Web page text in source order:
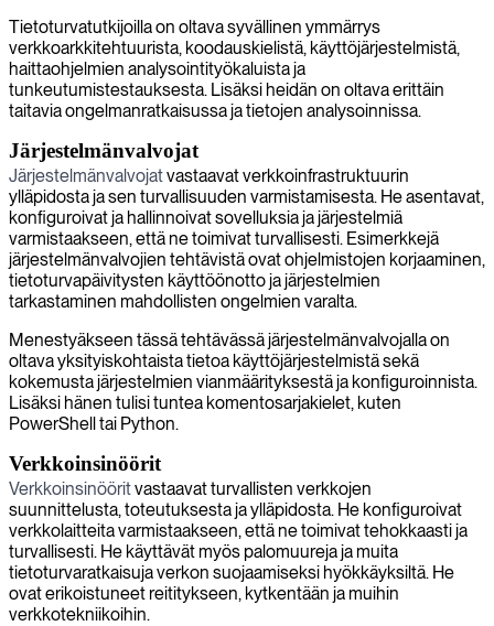
Tietoturvatutkijoilla on oltava syvällinen ymmärrys
verkkoarkkitehtuurista, koodauskielistä, käyttöjärjestelmistä,
haittaohjelmien analysointityökaluista ja
tunkeutumistestauksesta. Lisäksi heidän on oltava erittäin
taitavia ongelmanratkaisussa ja tietojen analysoinnissa.
Järjestelmänvalvojat
Järjestelmänvalvojatvastaavat verkkoinfrastruktuurin
ylläpidosta ja sen turvallisuuden varmistamisesta. He asentavat,
konfiguroivat ja hallinnoivat sovelluksia ja järjestelmiä
varmistaakseen, että ne toimivat turvallisesti. Esimerkkejä
järjestelmänvalvojien tehtävistä ovat ohjelmistojen korjaaminen,
tietoturvapäivitysten käyttöönotto ja järjestelmien
tarkastaminen mahdollisten ongelmien varalta.
Menestyäkseen tässä tehtävässä järjestelmänvalvojalla on
oltava yksityiskohtaista tietoa käyttöjärjestelmistä sekä
kokemusta järjestelmien vianmäärityksestä ja konfiguroinnista.
Lisäksi hänen tulisi tuntea komentosarjakielet, kuten
PowerShell tai Python.
Verkkoinsinöörit
Verkkoinsinööritvastaavat turvallisten verkkojen
suunnittelusta, toteutuksesta ja ylläpidosta. He konfiguroivat
verkkolaitteita varmistaakseen, että ne toimivat tehokkaasti ja
turvallisesti. He käyttävät myös palomuureja ja muita
tietoturvaratkaisuja verkon suojaamiseksi hyökkäyksiltä. He
ovat erikoistuneet reititykseen, kytkentään ja muihin
verkkotekniikoihin.